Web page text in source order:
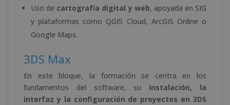
Uso de cartografía digital y web, apoyada en SIG
y plataformas como QGIS Cloud, ArcGIS Online o
Google Maps.
3DS Max
En este bloque, la formación se centra en los
fundamentos del software, su instalación, la
interfaz y la configuración de proyectos en 3DS